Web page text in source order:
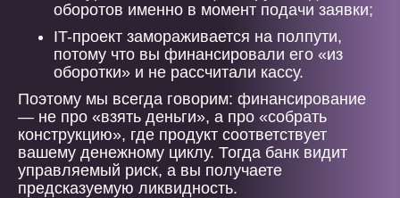
оборотов именно в момент подачи заявки;
IT-проект замораживается на полпути,
потому что вы финансировали его «из
оборотки» и не рассчитали кассу.
Поэтому мы всегда говорим: финансирование
— не про «взять деньги», а про «собрать
конструкцию», где продукт соответствует
вашему денежному циклу. Тогда банк видит
управляемый риск, а вы получаете
предсказуемую ликвидность.